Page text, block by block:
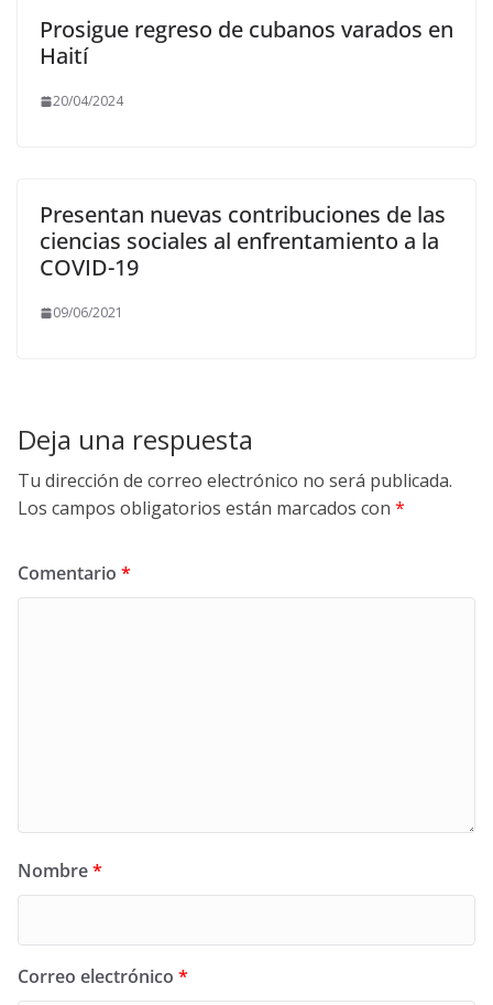
Prosigue regreso de cubanos varados en
Haití
20/04/2024
Presentan nuevas contribuciones de las
ciencias sociales al enfrentamiento a la
COVID-19
09/06/2021
Deja una respuesta
Tu dirección de correo electrónico no será publicada.
Los campos obligatorios están marcados con *
Comentario *
Nombre*
Correo electrónico *